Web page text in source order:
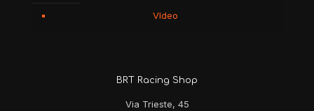
VIdeo
BRT Racing Shop
Via Trieste, 45